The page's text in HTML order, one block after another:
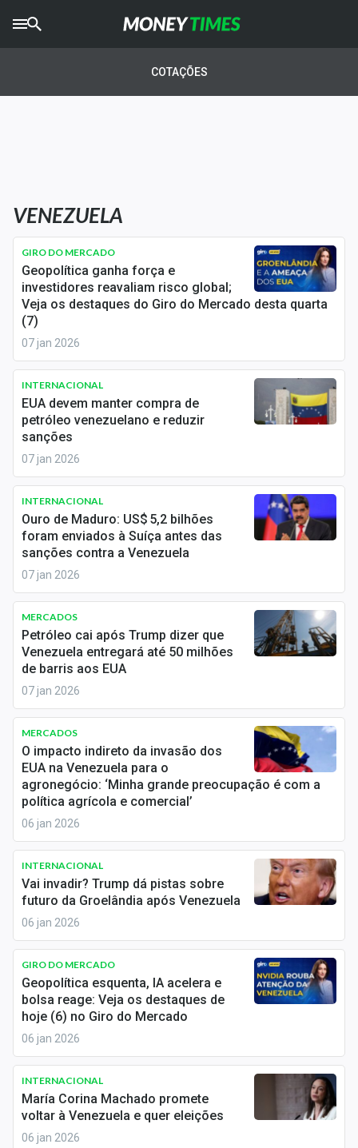
AGROTIMES
Newsletters
Money Trader
Anuncie
Newsletters
Cotações
Comprar ou vender?
Carteiras Recomendadas
Central de Fundos Imobiliários
Central dos IPOs
Renda Fixa
Finanças Pessoais
Mercados
Economia
Empresas
Brasil
Política
Colunas
Especiais
Internacional
Marketing
Tecnologia
Sobre
Expediente
COTAÇÕES
VENEZUELA
GIRO DO MERCADO
Geopolítica ganha força e
investidores reavaliam risco global;
Veja os destaques do Giro do Mercado desta quarta
(7)
07 jan 2026
INTERNACIONAL
EUA devem manter compra de
petróleo venezuelano e reduzir
sanções
07 jan 2026
INTERNACIONAL
Ouro de Maduro: US$ 5,2 bilhões
foram enviados à Suíça antes das
sanções contra a Venezuela
07 jan 2026
MERCADOS
Petróleo cai após Trump dizer que
Venezuela entregará até 50 milhões
de barris aos EUA
07 jan 2026
MERCADOS
O impacto indireto da invasão dos
EUA na Venezuela para o
agronegócio: ‘Minha grande preocupação é com a
política agrícola e comercial’
06 jan 2026
INTERNACIONAL
Vai invadir? Trump dá pistas sobre
futuro da Groelândia após Venezuela
06 jan 2026
GIRO DO MERCADO
Geopolítica esquenta, IA acelera e
bolsa reage: Veja os destaques de
hoje (6) no Giro do Mercado
06 jan 2026
INTERNACIONAL
María Corina Machado promete
voltar à Venezuela e quer eleições
06 jan 2026